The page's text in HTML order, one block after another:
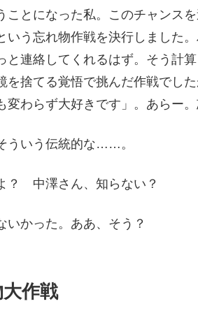
ことになった私。このチャンス
いう忘れ物作戦を決行しました
連絡してくれるはず。そう計
を捨てる覚悟で挑んだ作戦でし
わらず大好きです」。あらー。
ういう伝統的な……。
？ 中澤さん、知らない？
いかった。ああ、そう？
作戦